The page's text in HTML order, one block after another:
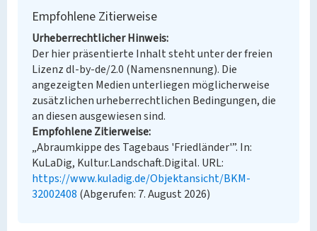
Empfohlene Zitierweise
Urheberrechtlicher Hinweis
Der hier präsentierte Inhalt steht unter der freien
Lizenz dl-by-de/2.0 (Namensnennung). Die
angezeigten Medien unterliegen möglicherweise
zusätzlichen urheberrechtlichen Bedingungen, die
an diesen ausgewiesen sind.
Empfohlene Zitierweise
„Abraumkippe des Tagebaus 'Friedländer'”. In:
KuLaDig, Kultur.Landschaft.Digital. URL:
https://www.kuladig.de/Objektansicht/BKM-
32002408 (Abgerufen: 7. August 2026)